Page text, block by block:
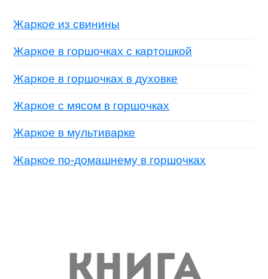
Жаркое из свинины
Жаркое в горшочках с картошкой
Жаркое в горшочках в духовке
Жаркое с мясом в горшочках
Жаркое в мультиварке
Жаркое по-домашнему в горшочках